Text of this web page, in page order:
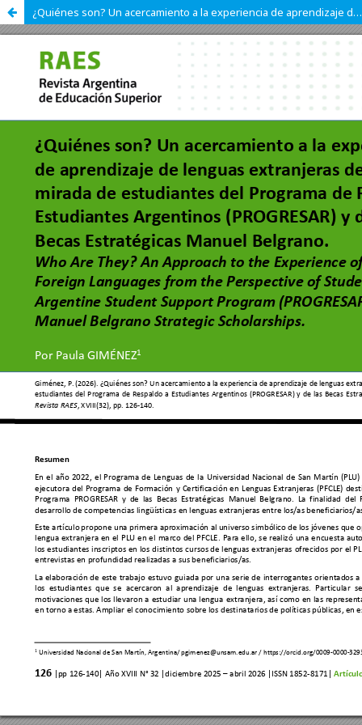
¿Quiénes son? Un acercamiento a la experiencia de aprendizaje de lenguas extranjeras desde la mirada de estudiantes del Programa de Respaldo a Estudiantes Argentinos (PROGRESAR) y de las Becas Estratégicas Manuel Belgrano